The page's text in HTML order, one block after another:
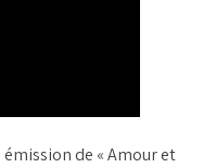
de « Amour et